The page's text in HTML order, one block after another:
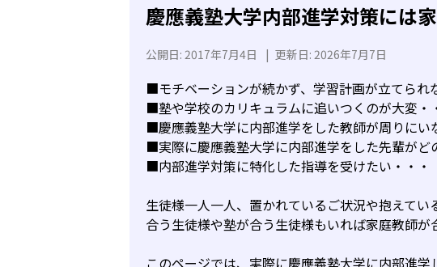
慶應義塾大学内部進学対策には
公開日: 2017年7月4日 | 更新日: 2026年7月7日
■モチベーションが続かず、学習計画が立てられ
■塾や学校のカリキュラムに追いつくのが大変・
■慶應義塾大学に内部進学をした教師が周りにい
■実際に慶應義塾大学に内部進学をした先輩がど
■内部進学対策に特化した指導を受けたい・・・
生徒様一人一人、置かれているご状況や抱えて
合う生徒様や塾が合う生徒様もいれば家庭教師が
このページでは、実際に慶應義塾大学に内部進